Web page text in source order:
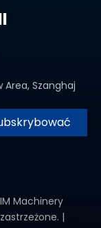
Area, Szanghaj
Machinery
|